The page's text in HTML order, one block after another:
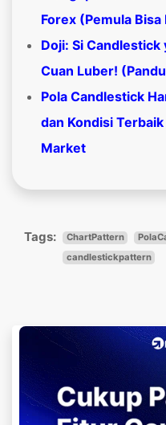
Forex (Pemula Bisa
Doji: Si Candlestick
Cuan Luber!
Pola Candlestick
dan Kondisi
Market
Tags: ChartPattern
candlestickpattern